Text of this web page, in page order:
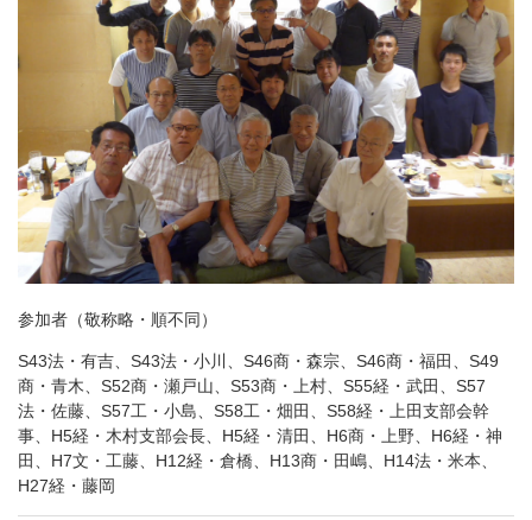
参加者（敬称略・順不同）
S43法・有吉、S43法・小川、S46商・森宗、S46商・福田、S49
商・青木、S52商・瀬戸山、S53商・上村、S55経・武田、S57
法・佐藤、S57工・小島、S58工・畑田、S58経・上田支部会幹
事、H5経・木村支部会長、H5経・清田、H6商・上野、H6経・神
田、H7文・工藤、H12経・倉橋、H13商・田嶋、H14法・米本、
H27経・藤岡